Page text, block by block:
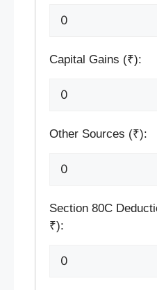
Capital Gains (₹):
Other Sources (₹):
Section 80C
₹):